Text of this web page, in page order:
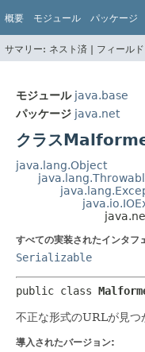
概要 モジュール パッケージ
サマリー: ネスト済 | フィール
モジュール java.base
パッケージ java.net
クラス
java.lang.Object
すべての実装されたインタフ
Serializable
public class
不正な形式のURLが見つ
導入されたバージョン: